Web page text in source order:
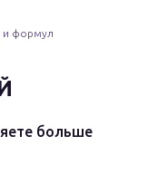
и формул
больше